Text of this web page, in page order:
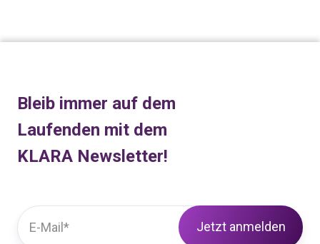
Bleib immer auf dem
Laufenden mit dem
KLARA Newsletter!